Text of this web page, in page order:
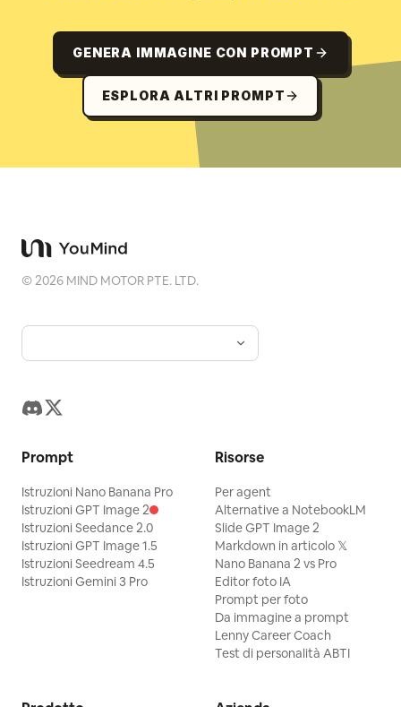
GENERA IMMAGINE CON PROMPT
ESPLORA ALTRI PROMPT
©2026 MIND MOTOR PTE. LTD.
Prompt
Istruzioni Nano Banana Pro
Istruzioni GPT Image 2
Istruzioni Seedance 2.0
Istruzioni GPT Image 1.5
Istruzioni Seedream 4.5
Istruzioni Gemini 3 Pro
Risorse
Per agent
Alternative a NotebookLM
Slide GPT Image 2
Markdown in articolo 𝕏
Nano Banana 2 vs Pro
Editor foto IA
Prompt per foto
Da immagine a prompt
Lenny Career Coach
Test di personalità ABTI